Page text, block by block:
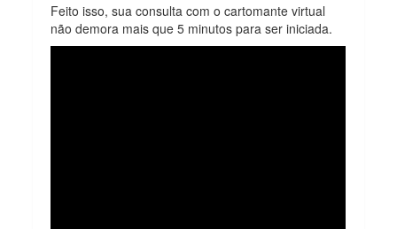
Feito isso, sua consulta com o cartomante virtual
não demora mais que 5 minutos para ser iniciada.